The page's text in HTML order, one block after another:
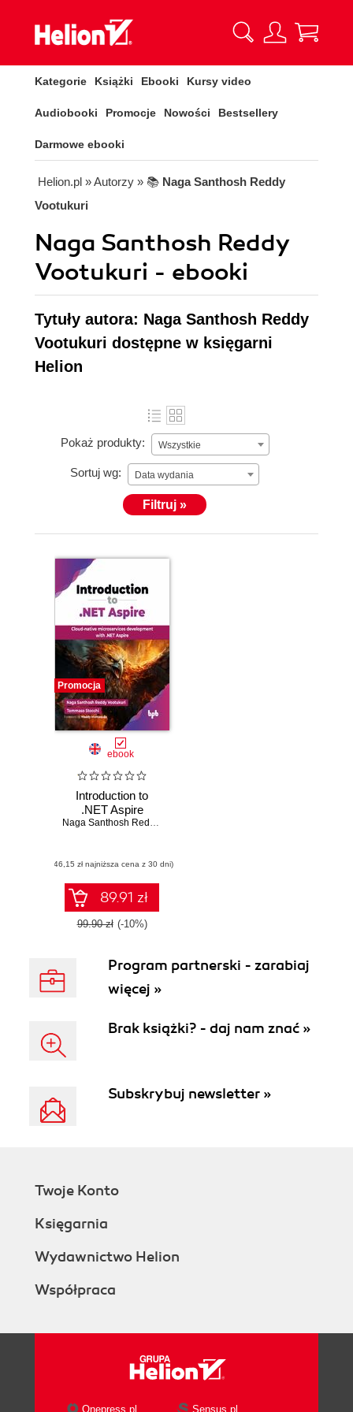
Kategorie Książki Ebooki Kursy video
Audiobooki Promocje Nowości Bestsellery
Darmowe ebooki
Helion.pl » Autorzy » 📚 Naga Santhosh Reddy
Vootukuri
Naga Santhosh Reddy
Vootukuri - ebooki
Tytuły autora: Naga Santhosh Reddy
Vootukuri dostępne w księgarni
Helion
Pokaż produkty: Wszystkie
Sortuj wg: Data wydania
Filtruj »
Promocja
ebook
Introduction to
.NET Aspire
Naga Santhosh Reddy Vootukuri
(46,15 zł najniższa cena z 30 dni)
89.91 zł
99.90 zł (-10%)
Program partnerski - zarabiaj
więcej »
Brak książki? - daj nam znać »
Subskrybuj newsletter »
Twoje Konto
Księgarnia
Wydawnictwo Helion
Współpraca
Onepress.pl Sensus.pl